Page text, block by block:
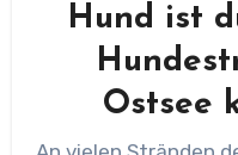
Hund ist
Ostsee